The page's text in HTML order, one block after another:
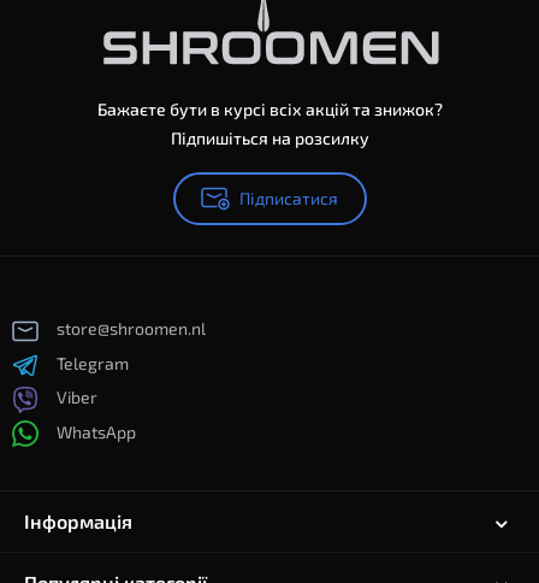
Бажаєте бути в курсі всіх акцій та знижок?
Підпишіться на розсилку
Підписатися
store@shroomen.nl
Telegram
Viber
WhatsApp
Інформація